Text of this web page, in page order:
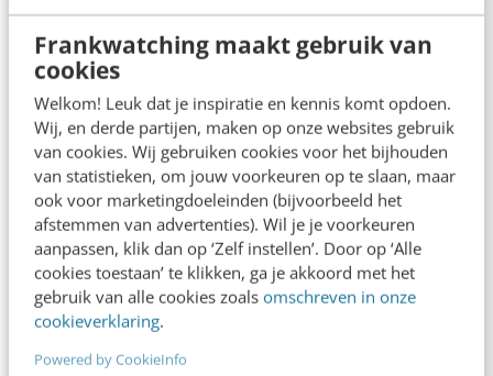
Frankwatching maakt gebruik van
cookies
Welkom! Leuk dat je inspiratie en kennis komt opdoen.
Wij, en derde partijen, maken op onze websites gebruik
van cookies. Wij gebruiken cookies voor het bijhouden
van statistieken, om jouw voorkeuren op te slaan, maar
ook voor marketingdoeleinden (bijvoorbeeld het
afstemmen van advertenties). Wil je je voorkeuren
aanpassen, klik dan op ‘Zelf instellen’. Door op ‘Alle
cookies toestaan’ te klikken, ga je akkoord met het
gebruik van alle cookies zoals omschreven in onze
cookieverklaring.
Powered by CookieInfo
mogelijk om embedden toe te staan.
Voor makers zal deze nieuwe interpretatie van
de auteurswet er echter voor zorgen dat ze
maatregelen moeten treffen. Foto’s openbaar
als portfolio online zetten gaat niet zomaar
meer, omdat de foto’s dan embed kunnen
worden. Makers zullen dus moeten zorgen dat
ze embedden vanaf hun website technisch
onmogelijk maken of ze moeten hun werk
watermerken.